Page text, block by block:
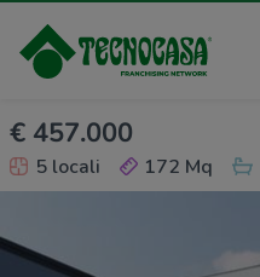
€ 457.000
5 locali 172 Mq